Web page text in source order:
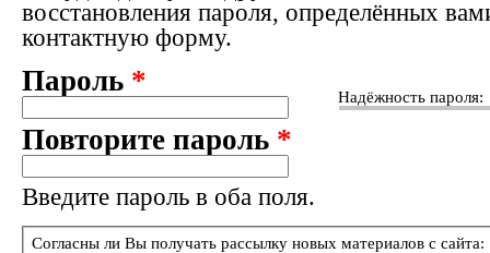
восстановления пароля, определённых
контактную форму.
Надёжность пароля:
Пароль *
Повторите пароль *
Введите пароль в оба поля.
Согласны ли Вы получать рассылку новых материалов с сайта: